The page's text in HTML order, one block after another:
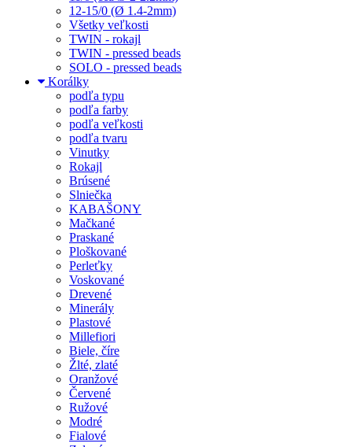
12-15/0 (Ø 1.4-2mm)
Všetky veľkosti
TWIN - rokajl
TWIN - pressed beads
SOLO - pressed beads
Korálky
podľa typu
podľa farby
podľa veľkosti
podľa tvaru
Vinutky
Rokajl
Brúsené
Slniečka
KABAŠONY
Mačkané
Praskané
Ploškované
Perleťky
Voskované
Drevené
Minerály
Plastové
Millefiori
Biele, číre
Žlté, zlaté
Oranžové
Červené
Ružové
Modré
Fialové